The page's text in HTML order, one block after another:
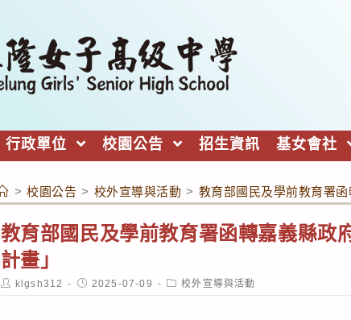
行政單位 校園公告 招生資訊 基女會社
> 校園公告 > 校外宣導與活動 > 教育部國民及學前教育署
教育部國民及學前教育署函轉嘉義縣政
計畫」
Post
author:
klgsh312
Post
published:
2025-07-09
Post
category:
校外宣導與活動